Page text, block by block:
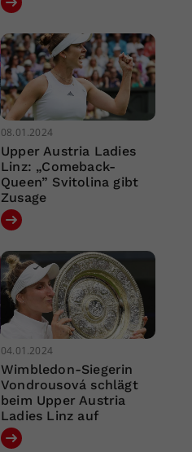
08.01.2024
Upper Austria Ladies
Linz: „Comeback-
Queen” Svitolina gibt
Zusage
04.01.2024
Wimbledon-Siegerin
Vondrousová schlägt
beim Upper Austria
Ladies Linz auf